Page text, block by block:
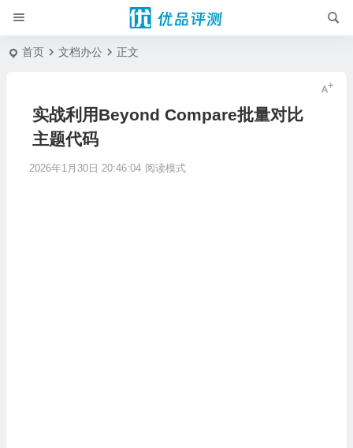
首页 文档办公 正文
实战利用Beyond Compare批量对比
主题代码
2026年1月30日 20:46:04 阅读模式